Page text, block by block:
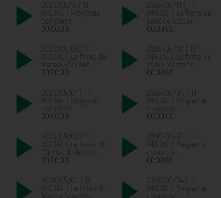
2026/05/11 | 11
INICIAL | Programa
completo
00:00:00
2026/05/11 | 11
INICIAL | La firma de
Enrique Roldán
00:00:00
2026/05/08 | 11
INICIAL | La firma de
Mateo Sánchez
00:00:00
2026/05/07 | 11
INICIAL | La firma de
Pablo Montaño
00:00:00
2026/05/07 | 11
INICIAL | Programa
completo
00:00:00
2026/05/06 | 11
INICIAL | Programa
completo
00:00:00
2026/05/06 | 11
INICIAL | La firma de
Chema de Aquino
00:00:00
2026/05/05 | 11
INICIAL | Programa
completo
00:00:00
2026/05/05 | 11
INICIAL | La firma de
2026/05/04 | 11
INICIAL | Programa